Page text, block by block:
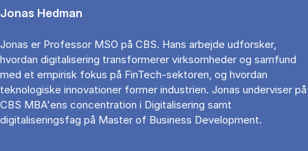
Jonas Hedman
Jonas er Professor MSO på CBS. Hans arbejde udforsker,
hvordan digitalisering transformerer virksomheder og samfund
med et empirisk fokus på FinTech-sektoren, og hvordan
teknologiske innovationer former industrien. Jonas underviser på
CBS MBA'ens concentration i Digitalisering samt
digitaliseringsfag på Master of Business Development.